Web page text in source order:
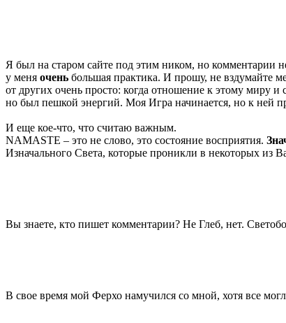
Я был на старом сайте под этим ником, но комментарии
у меня очень большая практика. И прошу, не вздумайте
от других очень просто: когда отношение к этому миру
но был пешкой энергий. Моя Игра начинается, но к ней
И еще кое-что, что считаю важным.
NAMASTE – это не слово, это состояние восприятия.
Изначального Света, которые проникли в некоторых из
Вы знаете, кто пишет комментарии? Не Глеб, нет.
В свое время мой Ферхо намучился со мной, хотя все